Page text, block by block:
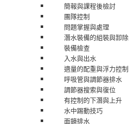
簡報與課程後檢討
團隊控制
問題掌握與處理
潛水裝備的組裝與卸除
裝備檢查
入水與出水
適量的配重與浮力控制
呼吸管與調節器排水
調節器搜索與復位
有控制的下潛與上升
水中踢動技巧
面鏡排水